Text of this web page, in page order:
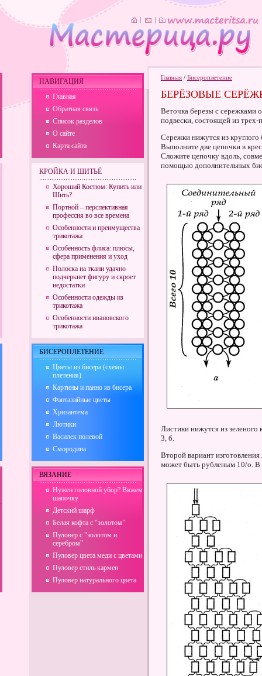
Главная / Бисероплетение
БЕРЁЗОВЫЕ
Веточка березы с сережками
подвески, состоящей из трех-
Сережки нижутся из круглого
Выполните две цепочки в
Сложите цепочку вдоль,
помощью дополнительных
Листики нижутся из зеленого
3, б.
Второй вариант
может быть рубленым 10/о. В
НАВИГАЦИЯ
Главная
Обратная связь
Список разделов
О сайте
Карта сайта
КРОЙКА И ШИТЬЁ
Хороший Костюм: Купить или
Шить?
Портной – перспективная
профессия во все времена
Особенности и преимущества
трикотажа
Особенность флиса: плюсы,
сфера применения и уход
Полоска на ткани удачно
подчеркнет фигуру и скроет
недостатки
Особенности одежды из
трикотажа
Особенности ивановского
трикотажа
БИСЕРОПЛЕТЕНИЕ
Цветы из бисера (схемы
плетения)
Картины и панно из бисера
Фантазийные цветы
Хризантема
Лютики
Василек полевой
Смородина
ВЯЗАНИЕ
Нужен головной убор? Вяжем
шапочку
Детский шарф
Белая кофта с "золотом"
Пуловер с "золотом и
серебром"
Пуловер цвета меди с цветами
Пуловер стиль кармен
Пуловер натурального цвета